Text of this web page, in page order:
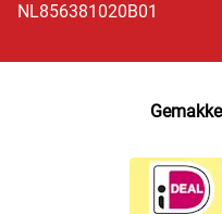
NL856381020B01